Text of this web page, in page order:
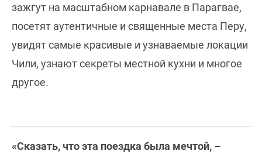
зажгут на масштабном карнавале в Парагвае,
посетят аутентичные и священные места Перу,
увидят самые красивые и узнаваемые локации
Чили, узнают секреты местной кухни и многое
другое.
«Сказать, что эта поездка была мечтой, –